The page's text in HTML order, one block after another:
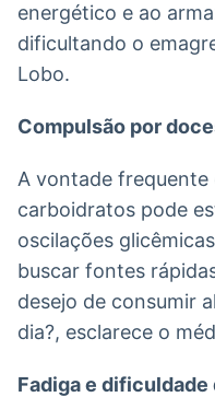
energético e ao
dificultando o
Lobo.
Compulsão por
A vontade frequente
carboidratos pode
oscilações
buscar fontes
desejo de consumir
dia?, esclarece o
Fadiga e